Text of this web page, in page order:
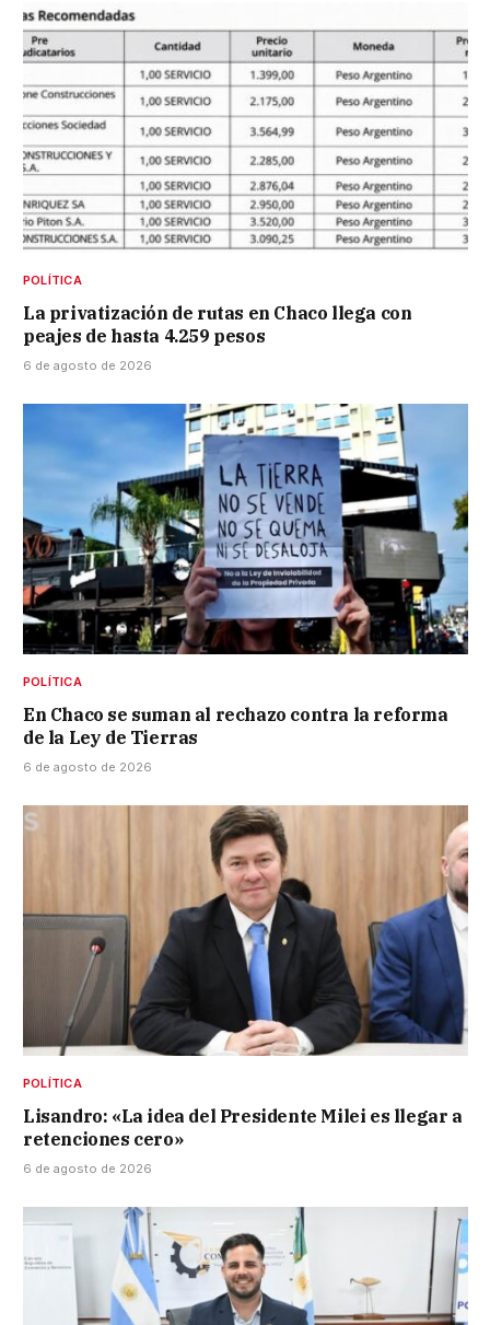
POLÍTICA
La privatización de rutas en Chaco llega con
peajes de hasta 4.259 pesos
6 de agosto de 2026
POLÍTICA
En Chaco se suman al rechazo contra la reforma
de la Ley de Tierras
6 de agosto de 2026
POLÍTICA
Lisandro: «La idea del Presidente Milei es llegar a
retenciones cero»
6 de agosto de 2026